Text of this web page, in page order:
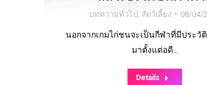
บทความทั่วไป สัตว์เลี้ยง 08/04/
นอกจากเกมไก่ชนจะเป็นกีฬาที่มีประวั
มาตั้งแต่อดี…
Details